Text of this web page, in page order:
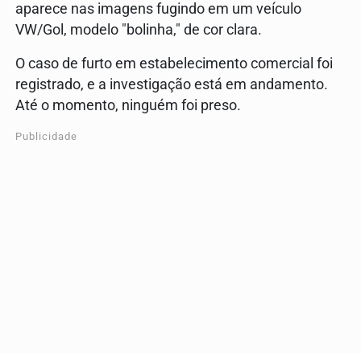
aparece nas imagens fugindo em um veículo
VW/Gol, modelo "bolinha," de cor clara.
O caso de furto em estabelecimento comercial foi
registrado, e a investigação está em andamento.
Até o momento, ninguém foi preso.
Publicidade